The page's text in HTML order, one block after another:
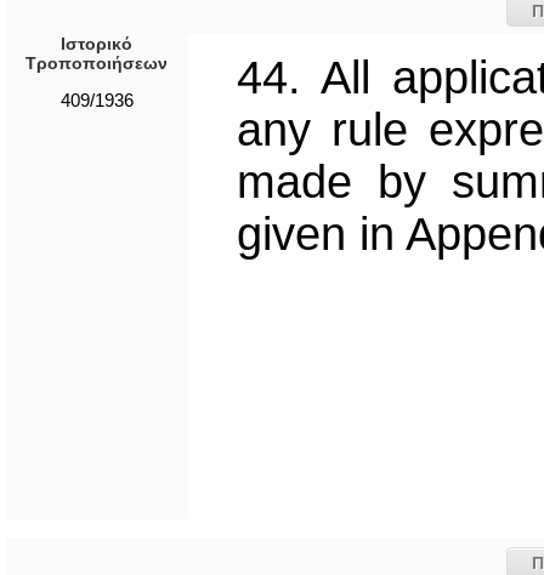
Ιστορικό
Τροποποιήσεων
409/1936
44. All
any rule
made by
given in